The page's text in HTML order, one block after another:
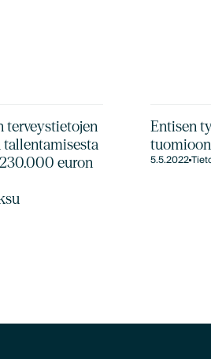
terveystietojen
tallentamisesta
euron
Entisen
5.5.2022